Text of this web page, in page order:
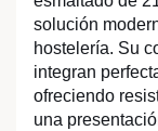
solución
hostelería. Su
integran
ofreciendo
una